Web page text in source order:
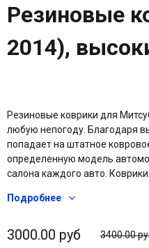
Резиновые
2014),
Резиновые коврики для
любую непогоду. Благодаря
попадает на штатное
определенную модель
салона каждого авто.
погоде. На обратной
Автоковрики с высоким
Подробнее
3000.00 руб 3400.00